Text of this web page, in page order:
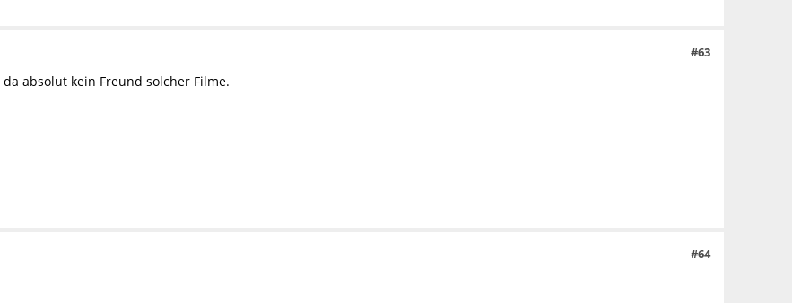
#63
absolut kein Freund solcher Filme.
#64